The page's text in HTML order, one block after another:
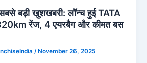
बड़ी खुशखबरी: लॉन्च हुई TATA
रेंज, 4 एयरबैग और कीमत बस
/ November 26, 2025